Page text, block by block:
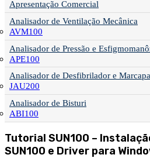
Apresentação Comercial
Analisador de Ventilação Mecânica
AVM100
Analisador de Pressão e
APE100
Analisador de Desfibrilador e
JAU200
Analisador de Bisturi
ABI100
Tutorial SUN100 –
SUN100 e Driver para